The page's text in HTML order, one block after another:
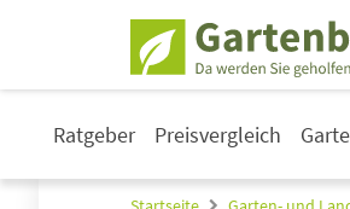
Ratgeber Preisvergleich